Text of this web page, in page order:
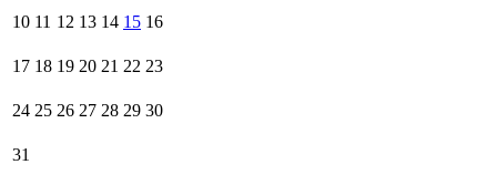
10 11 12 13 14 15 16
17 18 19 20 21 22 23
24 25 26 27 28 29 30
31